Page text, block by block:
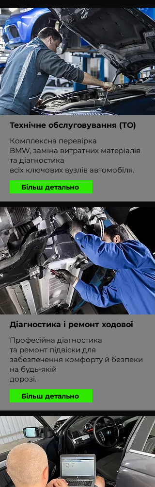
Технічне обслуговування (ТО)
Комплексна перевірка
BMW, заміна витратних матеріалів
та діагностика
всіх ключових вузлів автомобіля.
Більш детально
Діагностика і ремонт ходової
Професійна діагностика
та ремонт підвіски для
забезпечення комфорту й безпеки
на будь-якій
дорозі.
Більш детально